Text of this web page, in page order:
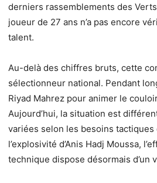
derniers rassemblements des
joueur de 27 ans n’a pas encore
talent.
Au-delà des chiffres bruts, cette
sélectionneur national. Pendant
Riyad Mahrez pour animer le
Aujourd’hui, la situation est
variées selon les besoins tactiques
l’explosivité d’Anis Hadj Moussa,
technique dispose désormais d’un